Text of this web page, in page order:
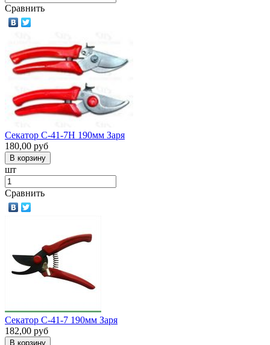
Сравнить
Секатор С-41-7Н 190мм Заря
180,00 руб
шт
Сравнить
Секатор С-41-7 190мм Заря
182,00 руб